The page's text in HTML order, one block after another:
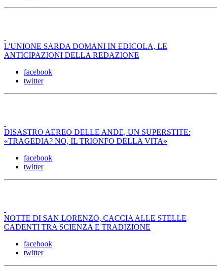
L'UNIONE SARDA DOMANI IN EDICOLA, LE
ANTICIPAZIONI DELLA REDAZIONE
facebook
twitter
DISASTRO AEREO DELLE ANDE, UN SUPERSTITE:
«TRAGEDIA? NO, IL TRIONFO DELLA VITA»
facebook
twitter
NOTTE DI SAN LORENZO, CACCIA ALLE STELLE
CADENTI TRA SCIENZA E TRADIZIONE
facebook
twitter